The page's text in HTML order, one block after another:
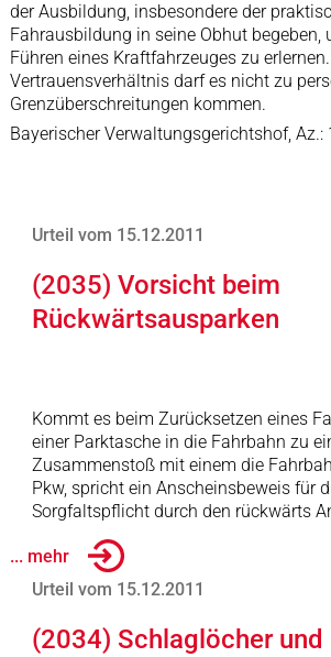
der Ausbildung, insbesondere der
Fahrausbildung in seine Obhut begeben,
Führen eines Kraftfahrzeuges zu
Vertrauensverhältnis darf es nicht zu
Grenzüberschreitungen kommen.
Bayerischer Verwaltungsgerichtshof, Az.:
Urteil vom 15.12.2011
(2035) Vorsicht beim
Rückwärtsausparken
Kommt es beim Zurücksetzen eines
einer Parktasche in die Fahrbahn zu
Zusammenstoß mit einem die
Pkw, spricht ein Anscheinsbeweis für
Sorgfaltspflicht durch den rückwärts
... mehr
Urteil vom 15.12.2011
(2034) Schlaglöcher und